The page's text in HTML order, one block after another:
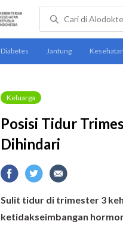
Keluarga
Posisi Tidur
Dihindari
Sulit tidur di trimester 3
ketidakseimbangan